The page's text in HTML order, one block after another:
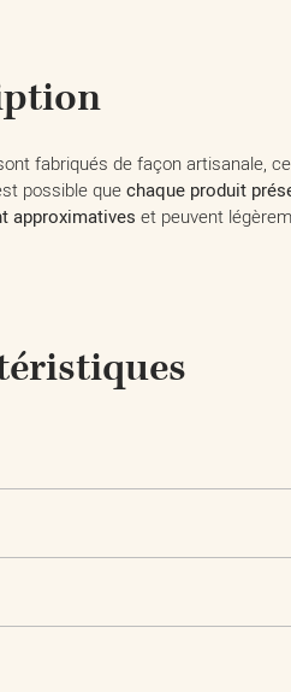
fabriqués de façon artisanale,
possible quechaque produit
approximatives et peuvent